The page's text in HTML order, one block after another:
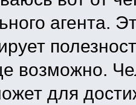
агента.
возможно.
для